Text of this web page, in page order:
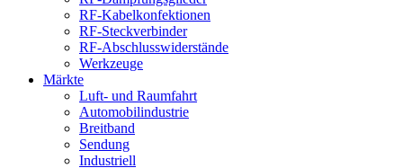
RF-Kabelkonfektionen
RF-Steckverbinder
RF-Abschlusswiderstände
Werkzeuge
Märkte
Luft- und Raumfahrt
Automobilindustrie
Breitband
Sendung
Industriell